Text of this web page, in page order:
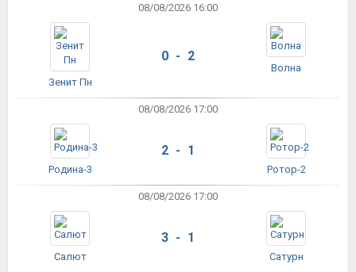
08/08/2026 16:00
Зенит Пн
0 - 2
Волна
08/08/2026 17:00
Родина-3
2 - 1
Ротор-2
08/08/2026 17:00
Салют
3 - 1
Сатурн